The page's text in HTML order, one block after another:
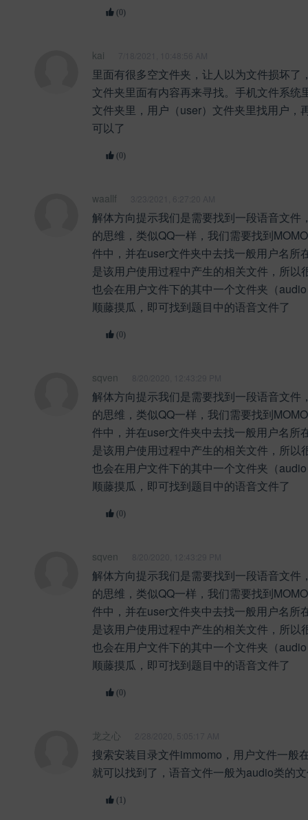
(0)
kai
里面有很多空文件夹，让人以为文件损坏了
文件夹里面有内容再来寻找。手机文件系统
文件夹里，用户（user）文件夹里找用户，
可以了
(0)
waallf
解体方向提示我们是需要找到一段语音文件
的思维，类似QQ一样，我们需要找到
件中，并在user文件夹中去找一般用户名所
是该用户使用过程中产生的相关文件，所以
也会在用户文件下的其中一个文件夹（
顺藤摸瓜，即可找到题目中的语音文件了
(0)
sqven
解体方向提示我们是需要找到一段语音文件
的思维，类似QQ一样，我们需要找到
件中，并在user文件夹中去找一般用户名所
是该用户使用过程中产生的相关文件，所以
也会在用户文件下的其中一个文件夹（
顺藤摸瓜，即可找到题目中的语音文件了
(0)
sqven
解体方向提示我们是需要找到一段语音文件
的思维，类似QQ一样，我们需要找到
件中，并在user文件夹中去找一般用户名所
是该用户使用过程中产生的相关文件，所以
也会在用户文件下的其中一个文件夹（
顺藤摸瓜，即可找到题目中的语音文件了
(0)
龙之心
搜索安装目录文件immomo，用户文件一般
就可以找到了，语音文件一般为audio类的
(1)